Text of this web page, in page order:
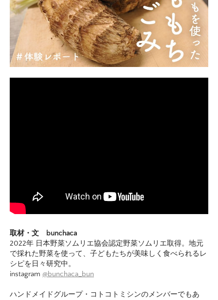
取材・文 bunchaca
2022年 日本野菜ソムリエ協会認定野菜ソムリエ取得。地元
で採れた野菜を使って、子どもたちが美味しく食べられるレ
シピを日々研究中。
instagram @bunchaca_bun
ハンドメイドグループ・コトコトミシンのメンバーでもあ